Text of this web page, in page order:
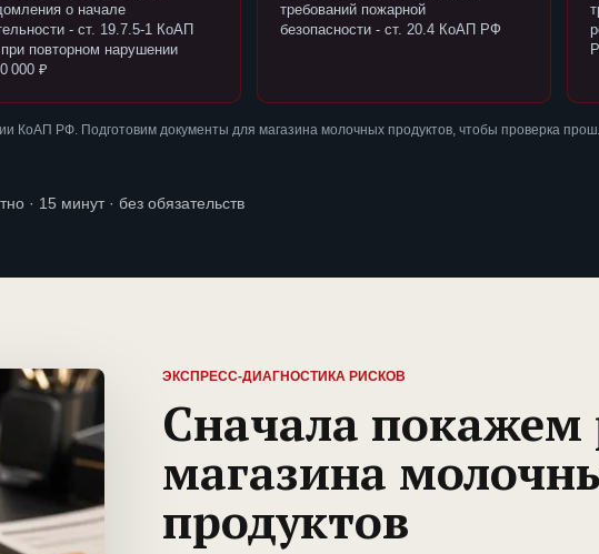
о начале
- ст. 19.7.5-1 КоАП
повторном нарушении
000 ₽
требований пожарной
безопасности - ст. 20.4 КоАП РФ
КоАП РФ. Подготовим документы для магазина молочных продуктов, чтобы проверка
· 15 минут · без обязательств
ЭКСПРЕСС-ДИАГНОСТИКА РИСКОВ
Сначала покажем
магазина
продуктов